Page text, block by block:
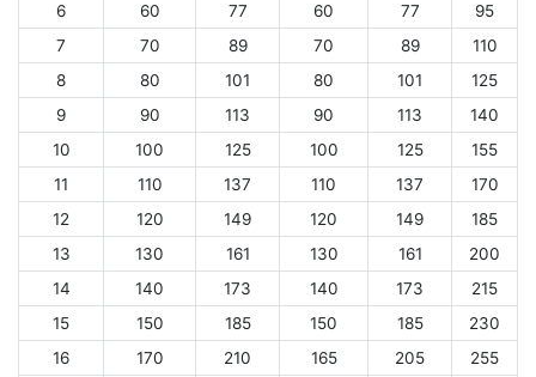
6
60 77 60 77
95
7
70 89 70 89
110
8
80 101 80 101
125
9
90 113 90 113
140
10
100 125 100 125
155
11
110 137 110 137
170
12
120 149 120 149
185
13
130 161 130 161
200
14
140 173 140 173
215
15
150 185 150 185
230
16
170 210 165 205 255